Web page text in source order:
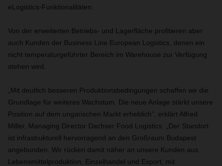
eLogistics-Funktionalitäten.
Von der erweiterten Betriebs- und Lagerfläche profitieren aber
auch Kunden der Business Line European Logistics, denen ein
nicht temperaturgeführter Bereich im Warehouse zur Verfügung
stehen wird.
„Mit deutlich besseren Produktionsbedingungen schaffen wir die
Grundlage für weiteres Wachstum. Die neue Anlage stärkt unsere
Position auf dem ungarischen Markt erheblich”, erklärt Alfred
Miller, Managing Director Dachser Food Logistics. „Der Standort
ist infrastrukturell hervorragend an den Großraum Budapest
angebunden. Wir rücken damit näher an unsere Kunden aus
Lebensmittelproduktion, Einzelhandel und Export, mit